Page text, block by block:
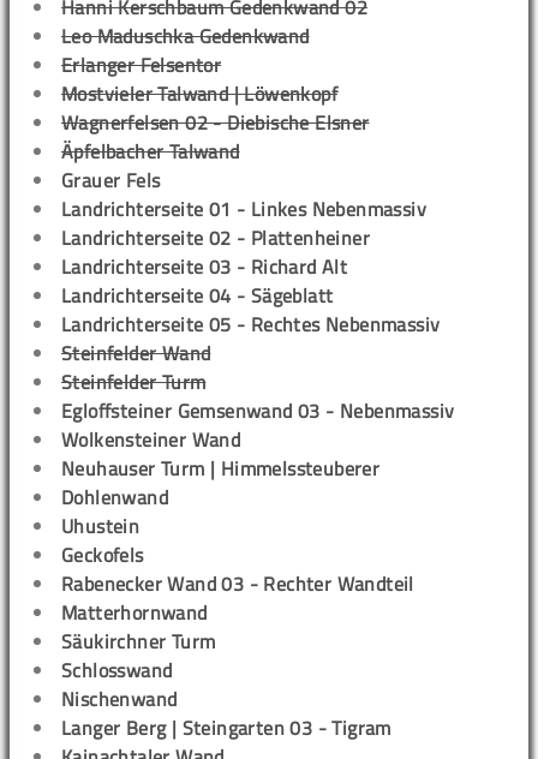
Hanni Kerschbaum Gedenkwand 02
Leo Maduschka Gedenkwand
Erlanger Felsentor
Mostvieler Talwand | Löwenkopf
Wagnerfelsen 02 - Diebische Elsner
Äpfelbacher Talwand
Grauer Fels
Landrichterseite 01 - Linkes Nebenmassiv
Landrichterseite 02 - Plattenheiner
Landrichterseite 03 - Richard Alt
Landrichterseite 04 - Sägeblatt
Landrichterseite 05 - Rechtes Nebenmassiv
Steinfelder Wand
Steinfelder Turm
Egloffsteiner Gemsenwand 03 - Nebenmassiv
Wolkensteiner Wand
Neuhauser Turm | Himmelssteuberer
Dohlenwand
Uhustein
Geckofels
Rabenecker Wand 03 - Rechter Wandteil
Matterhornwand
Säukirchner Turm
Schlosswand
Nischenwand
Langer Berg | Steingarten 03 - Tigram